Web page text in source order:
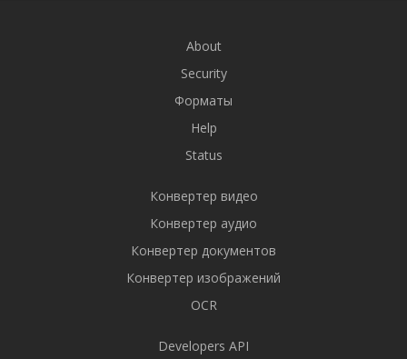
About
Security
Форматы
Help
Status
Конвертер видео
Конвертер аудио
Конвертер документов
Конвертер изображений
OCR
Developers API